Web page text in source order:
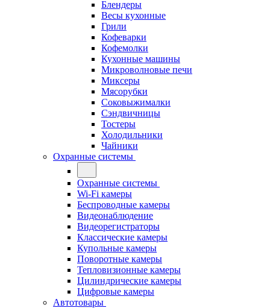
Блендеры
Весы кухонные
Грили
Кофеварки
Кофемолки
Кухонные машины
Микроволновые печи
Миксеры
Мясорубки
Соковыжималки
Сэндвичницы
Тостеры
Холодильники
Чайники
Охранные системы
Охранные системы
Wi-Fi камеры
Беспроводные камеры
Видеонаблюдение
Видеорегистраторы
Классические камеры
Купольные камеры
Поворотные камеры
Тепловизионные камеры
Цилиндрические камеры
Цифровые камеры
Автотовары